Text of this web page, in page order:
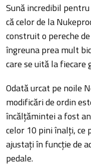
Sună incredibil
că celor de la
construit o pereche
îngreuna prea mult
care se uită la fiecare
Odată urcat pe noile
modificări de ordin
încălțămintei a fost
celor 10 pini înalți, ce
ajustați în funcție de
pedale.